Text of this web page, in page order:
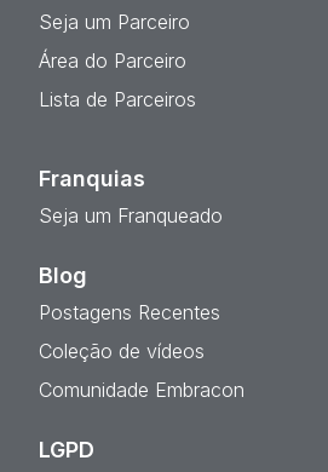
Seja um Parceiro
Área do Parceiro
Lista de Parceiros
Franquias
Seja um Franqueado
Blog
Postagens Recentes
Coleção de vídeos
Comunidade Embracon
LGPD